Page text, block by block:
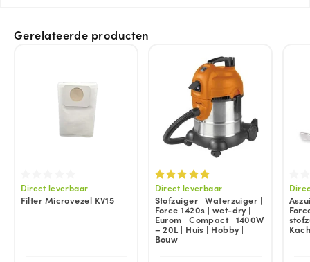
Gerelateerde producten
Direct leverbaar
Filter Microvezel KV15
Direct leverbaar
Stofzuiger | Waterzuiger |
Force 1420s | wet-dry |
Eurom | Compact | 1400W
– 20L | Huis | Hobby |
Bouw